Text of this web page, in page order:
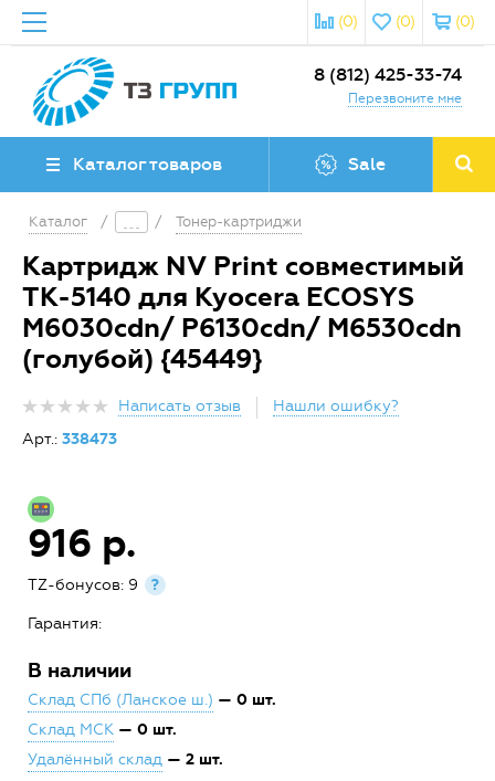
(0)
(0)
(0)
8 (812) 425-33-74
Перезвоните мне
Каталог товаров Sale
Каталог / / Тонер-картриджи
Картридж NV Print совместимый
TK-5140 для Kyocera ECOSYS
M6030cdn/ P6130cdn/ M6530cdn
(голубой) {45449}
Написать отзыв
Нашли ошибку?
Арт.: 338473
916 р.
TZ-бонусов: 9 ?
Гарантия:
В наличии
Склад СПб (Ланское ш.) — 0 шт.
Склад МСК — 0 шт.
Удалённый склад — 2 шт.